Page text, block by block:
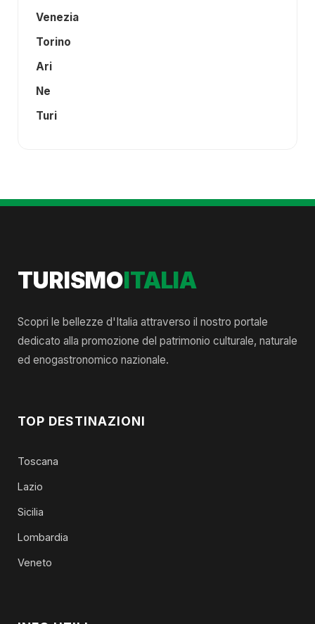
Venezia
Torino
Ari
Ne
Turi
TURISMOITALIA
Scopri le bellezze d'Italia attraverso il nostro portale
dedicato alla promozione del patrimonio culturale, naturale
ed enogastronomico nazionale.
TOP DESTINAZIONI
Toscana
Lazio
Sicilia
Lombardia
Veneto